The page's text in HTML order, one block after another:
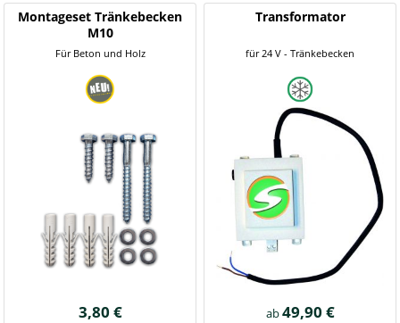
Montageset Tränkebecken
M10
Für Beton und Holz
3,80 €
Transformator
für 24 V - Tränkebecken
ab49,90 €